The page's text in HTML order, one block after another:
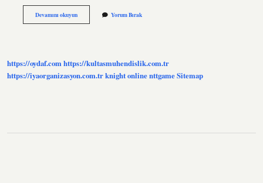
Devamını okuyunHavuzların
Derinliği
Yorum Bırak
https://oydaf.comhttps://kultasmuhendislik.com.tr
https://iyaorganizasyon.com.trknight onlinenttgameSitemap